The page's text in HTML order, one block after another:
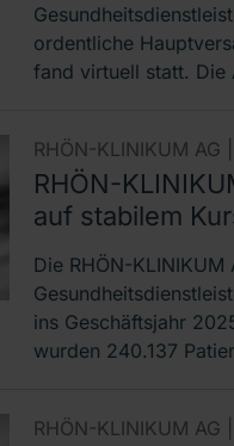
ordentliche
fand virtuell statt. Die
RHÖN-KLINIKUM AG |
RHÖN-
auf stabilem
Die RHÖN-
ins Geschäftsjahr
wurden 240.137
RHÖN-KLINIKUM AG |